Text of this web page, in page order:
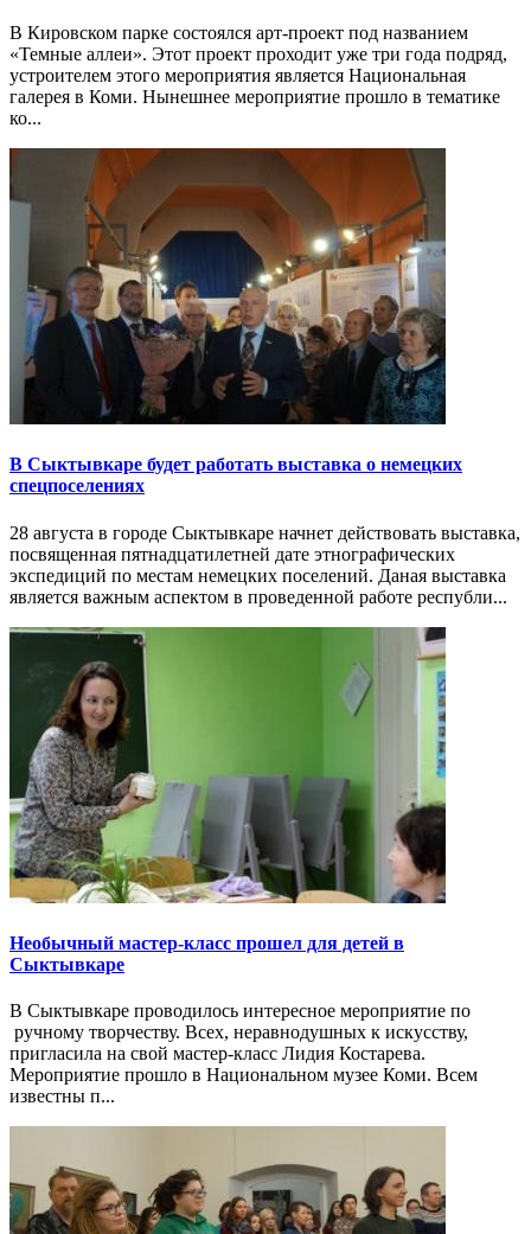
В Кировском парке состоялся арт-проект под названием
«Темные аллеи». Этот проект проходит уже три года подряд,
устроителем этого мероприятия является Национальная
галерея в Коми. Нынешнее мероприятие прошло в тематике
ко...
В Сыктывкаре будет работать выставка о немецких
спецпоселениях
28 августа в городе Сыктывкаре начнет действовать выставка,
посвященная пятнадцатилетней дате этнографических
экспедиций по местам немецких поселений. Даная выставка
является важным аспектом в проведенной работе республи...
Необычный мастер-класс прошел для детей в
Сыктывкаре
В Сыктывкаре проводилось интересное мероприятие по
ручному творчеству. Всех, неравнодушных к искусству,
пригласила на свой мастер-класс Лидия Костарева.
Мероприятие прошло в Национальном музее Коми. Всем
известны п...